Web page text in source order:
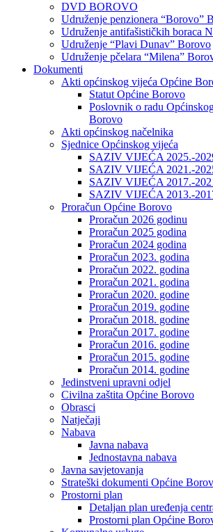
DVD BOROVO
Udruženje penzionera “Borovo”
Udruženje antifašističkih boraca
Udruženje “Plavi Dunav” Borovo
Udruženje pčelara “Milena”
Dokumenti
Akti općinskog vijeća Općine
Statut Općine Borovo
Poslovnik o radu
Borovo
Akti općinskog načelnika
Sjednice Općinskog vijeća
SAZIV VIJEĆA 2025.-
SAZIV VIJEĆA 2021.-
SAZIV VIJEĆA 2017.-
SAZIV VIJEĆA 2013.-
Proračun Općine Borovo
Proračun 2026 godinu
Proračun 2025 godina
Proračun 2024 godina
Proračun 2023. godina
Proračun 2022. godina
Proračun 2021. godina
Proračun 2020. godine
Proračun 2019. godine
Proračun 2018. godine
Proračun 2017. godine
Proračun 2016. godine
Proračun 2015. godine
Proračun 2014. godine
Jedinstveni upravni odjel
Civilna zaštita Općine Borovo
Obrasci
Natječaji
Nabava
Javna nabava
Jednostavna nabava
Javna savjetovanja
Strateški dokumenti Općine
Prostorni plan
Detaljan plan uređenja
Prostorni plan Općine